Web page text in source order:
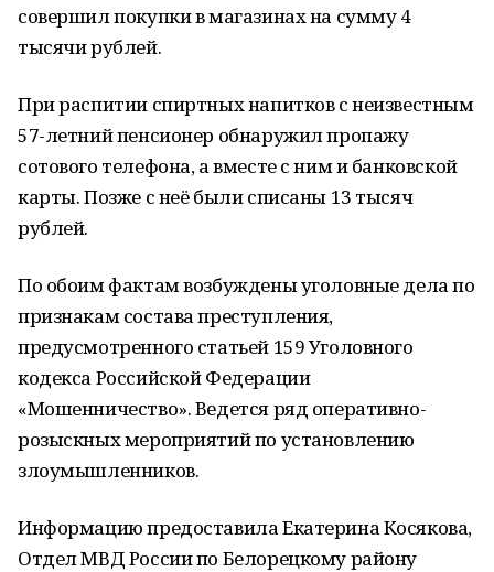
совершил покупки в магазинах на сумму 4
тысячи рублей.
При распитии спиртных напитков с неизвестным
57-летний пенсионер обнаружил пропажу
сотового телефона, а вместе с ним и банковской
карты. Позже с неё были списаны 13 тысяч
рублей.
По обоим фактам возбуждены уголовные дела по
признакам состава преступления,
предусмотренного статьей 159 Уголовного
кодекса Российской Федерации
«Мошенничество». Ведется ряд оперативно-
розыскных мероприятий по установлению
злоумышленников.
Информацию предоставила Екатерина Косякова,
Отдел МВД России по Белорецкому району